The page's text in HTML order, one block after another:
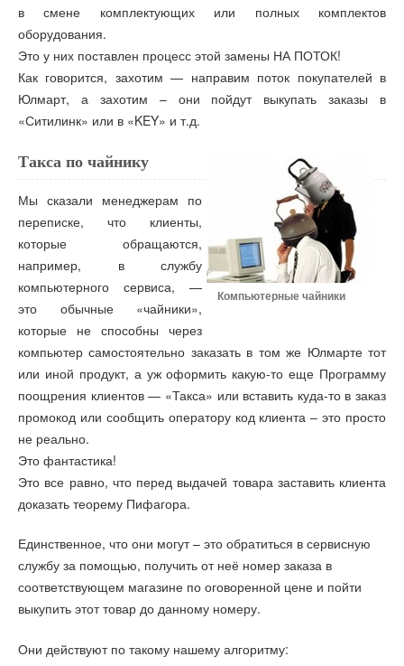
в смене комплектующих или полных комплектов
оборудования.
Это у них поставлен процесс этой замены НА ПОТОК!
Как говорится, захотим — направим поток покупателей в
Юлмарт, а захотим – они пойдут выкупать заказы в
«Ситилинк» или в «KEY» и т.д.
Компьютерные чайники
Такса по чайнику
Мы сказали менеджерам по
переписке, что клиенты,
которые обращаются,
например, в службу
компьютерного сервиса, —
это обычные «чайники»,
которые не способны через
компьютер самостоятельно заказать в том же Юлмарте тот
или иной продукт, а уж оформить какую-то еще Программу
поощрения клиентов — «Такса» или вставить куда-то в заказ
промокод или сообщить оператору код клиента – это просто
не реально.
Это фантастика!
Это все равно, что перед выдачей товара заставить клиента
доказать теорему Пифагора.
Единственное, что они могут – это обратиться в сервисную
службу за помощью, получить от неё номер заказа в
соответствующем магазине по оговоренной цене и пойти
выкупить этот товар до данному номеру.
Они действуют по такому нашему алгоритму: